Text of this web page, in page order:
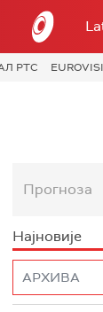
РТС
Прогноза
Најновије